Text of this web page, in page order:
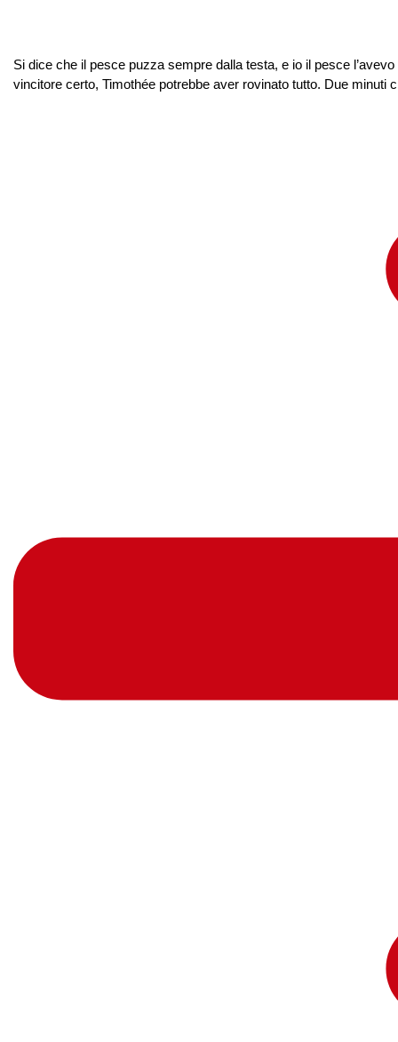
Si dice che il pesce puzza sempre dalla testa, e io il pesce
vincitore certo, Timothée potrebbe aver rovinato tutto. Due minuti